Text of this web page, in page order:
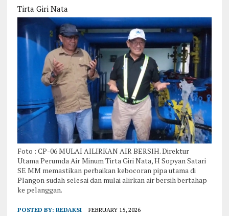
Tirta Giri Nata
Foto : CP-06 MULAI AILIRKAN AIR BERSIH. Direktur
Utama Perumda Air Minum Tirta Giri Nata, H Sopyan Satari
SE MM memastikan perbaikan kebocoran pipa utama di
Plangon sudah selesai dan mulai alirkan air bersih bertahap
ke pelanggan.
POSTED BY: REDAKSI FEBRUARY 15, 2026